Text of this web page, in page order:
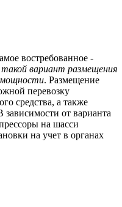
востребованное -
вариант размещения
мощности. Размещение
перевозку
средства, а также
от варианта
на шасси
на учет в органах